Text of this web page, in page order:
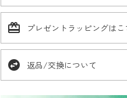
card_giftcard プレゼントラッピングはこ
swap_horizontal_circle 返品/交換について